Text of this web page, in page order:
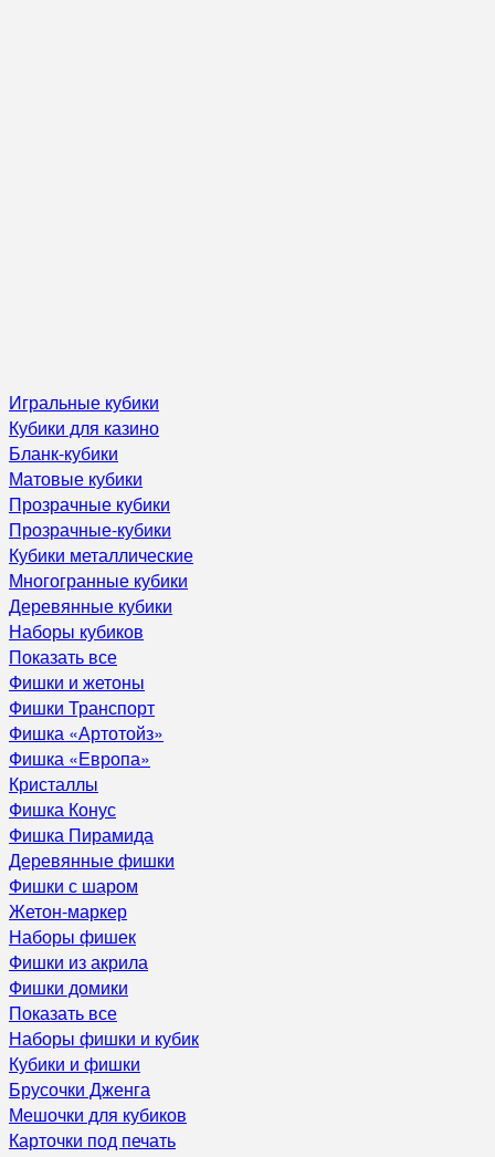
Игральные кубики
Кубики для казино
Бланк-кубики
Матовые кубики
Прозрачные кубики
Прозрачные-кубики
Кубики металлические
Многогранные кубики
Деревянные кубики
Наборы кубиков
Показать все
Фишки и жетоны
Фишки Транспорт
Фишка «Артотойз»
Фишка «Европа»
Кристаллы
Фишка Конус
Фишка Пирамида
Деревянные фишки
Фишки с шаром
Жетон-маркер
Наборы фишек
Фишки из акрила
Фишки домики
Показать все
Наборы фишки и кубик
Кубики и фишки
Брусочки Дженга
Мешочки для кубиков
Карточки под печать